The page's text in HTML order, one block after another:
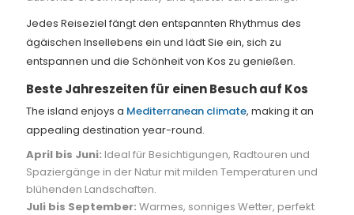
Jedes Reiseziel fängt den entspannten Rhythmus des
ägäischen Insellebens ein und lädt Sie ein, sich zu
entspannen und die Schönheit von Kos zu genießen.
Beste Jahreszeiten für einen Besuch auf Kos
The island enjoys a Mediterranean climate, making it an
appealing destination year-round.
April bis Juni: Ideal für Besichtigungen, Radtouren und
Spaziergänge in der Natur mit milden Temperaturen und
blühenden Landschaften.
Juli bis September: Warmes, sonniges Wetter, perfekt